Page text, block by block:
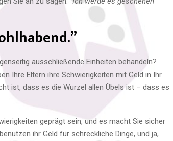
ausschließende Einheiten behandeln?
Ihre Eltern ihre Schwierigkeiten mit Geld in Ihr
ist, dass es die Wurzel allen Übels ist – dass es
geprägt sein, und es macht Sie sicher
ihr Geld für schreckliche Dinge, und ja,